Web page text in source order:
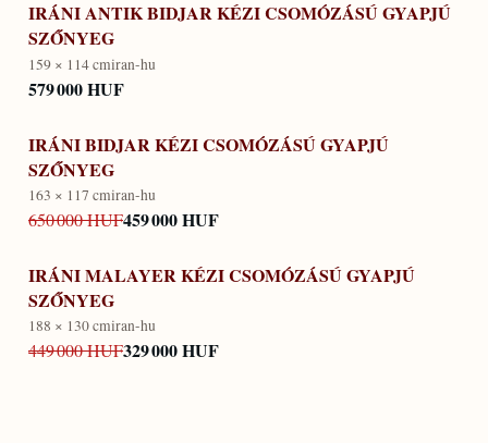
IRÁNI ANTIK BIDJAR KÉZI CSOMÓZÁSÚ GYAPJÚ
SZŐNYEG
159 × 114 cmiran-hu
579 000 HUF
IRÁNI BIDJAR KÉZI CSOMÓZÁSÚ GYAPJÚ
SZŐNYEG
163 × 117 cmiran-hu
650 000 HUF459 000 HUF
IRÁNI MALAYER KÉZI CSOMÓZÁSÚ GYAPJÚ
SZŐNYEG
188 × 130 cmiran-hu
449 000 HUF329 000 HUF